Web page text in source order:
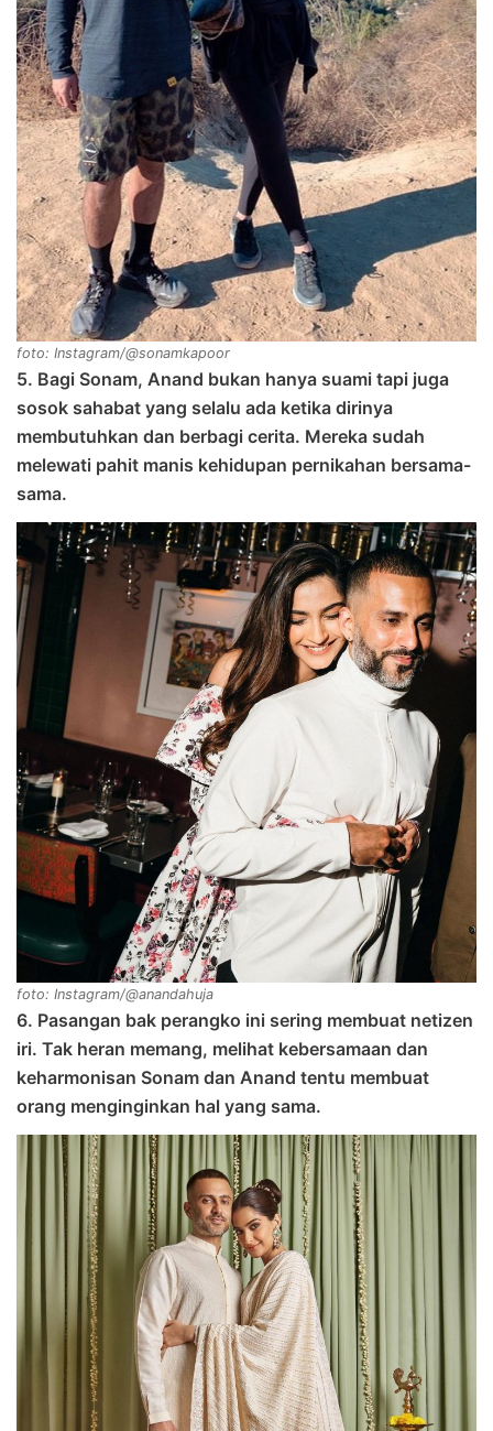
foto: Instagram/@sonamkapoor
5. Bagi Sonam, Anand bukan hanya suami tapi juga
sosok sahabat yang selalu ada ketika dirinya
membutuhkan dan berbagi cerita. Mereka sudah
melewati pahit manis kehidupan pernikahan bersama-
sama.
foto: Instagram/@anandahuja
6. Pasangan bak perangko ini sering membuat netizen
iri. Tak heran memang, melihat kebersamaan dan
keharmonisan Sonam dan Anand tentu membuat
orang menginginkan hal yang sama.